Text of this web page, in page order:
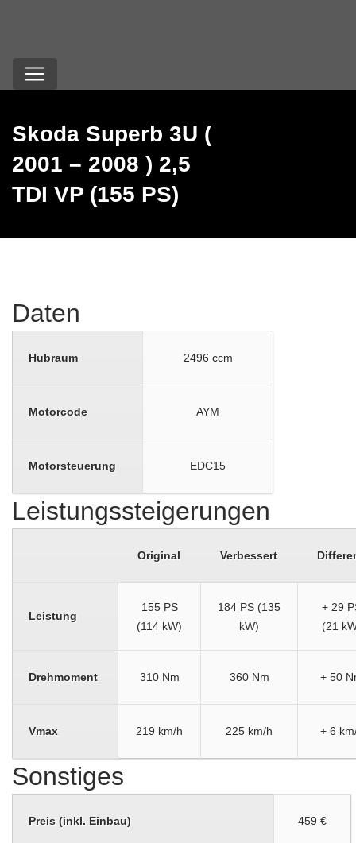
Skoda Superb 3U (
2001 – 2008 ) 2,5
TDI VP (155 PS)
Daten
Hubraum 2496 ccm
Motorcode AYM
Motorsteuerung EDC15
Leistungssteigerungen
Original Verbessert
Leistung
155 PS
(114 kW)
184 PS (135
kW)
+ 29
(21
Drehmoment 310 Nm 360 Nm + 50
Vmax 219 km/h 225 km/h + 6
Sonstiges
Preis (inkl. Einbau) 459 €